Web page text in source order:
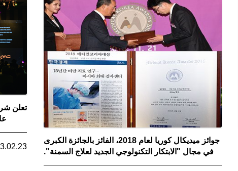
جوائز ميديكال كوريا لعام 2018، الفائز بالجائزة الكبرى
في مجال "الابتكار التكنولوجي الجديد لعلاج السمنة".